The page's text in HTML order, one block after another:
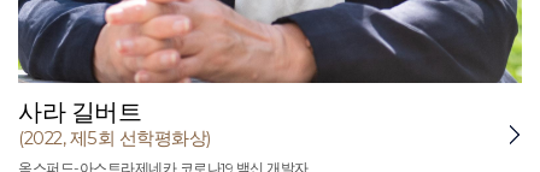
사라 길버트
(2022, 제5회 선학평화상)
옥스퍼드-아스트라제네카 코로나19 백신 개발자